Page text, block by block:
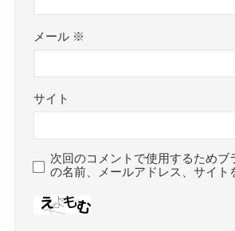
メール ※
サイト
次回のコメントで使用するためブ
の名前、メールアドレス、サイト